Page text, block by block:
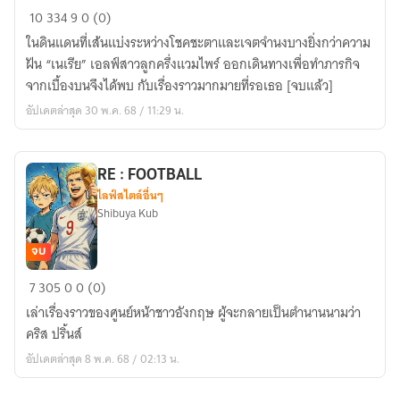
บัลลังก์
จักรพรรดิ:
ปฐม
บท
พันธ
สัญญา
รัตติกาล
1033490 (0)
ในดินแดนที่เส้นแบ่งระหว่างโชคชะตาและเจตจำนงบางยิ่งกว่าความ
ฝัน “เนเรีย” เอลฟ์สาวลูกครึ่งแวมไพร์ ออกเดินทางเพื่อทำภารกิจ
จากเบื้องบนจึงได้พบ กับเรื่องราวมากมายที่รอเธอ [จบแล้ว]
อัปเดตล่าสุด 30 พ.ค. 68 / 11:29 น.
RE
FOOTBALL
จบ
RE : FOOTBALL
ไลฟ์สไตล์อื่นๆ
Shibuya Kub
730500 (0)
เล่าเรื่องราวของศูนย์หน้าชาวอังกฤษ ผู้จะกลายเป็นตำนานนามว่า
คริส ปริ้นส์
อัปเดตล่าสุด 8 พ.ค. 68 / 02:13 น.